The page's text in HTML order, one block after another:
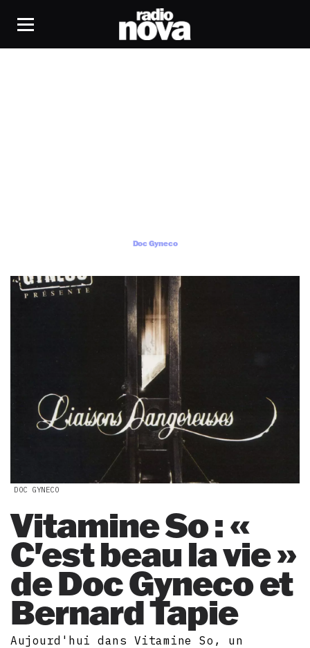
Doc Gyneco
DOC GYNECO
Vitamine So : «
C'est beau la vie »
de Doc Gyneco et
Bernard Tapie
Aujourd'hui dans Vitamine So, un